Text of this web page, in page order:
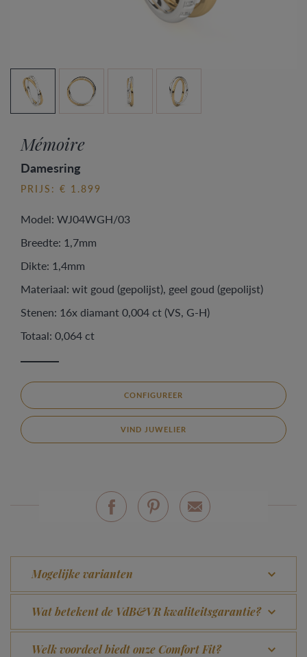
Mémoire
Damesring
PRIJS: € 1.899
Model: WJ04WGH/03
Breedte: 1,7mm
Dikte: 1,4mm
Materiaal: wit goud (gepolijst), geel goud (gepolijst)
Stenen: 16x diamant 0,004 ct (VS, G-H)
Totaal: 0,064 ct
CONFIGUREER
VIND JUWELIER
Mogelijke varianten
Wat betekent de VdB&VR kwaliteitsgarantie?
Welk voordeel biedt onze Comfort Fit?